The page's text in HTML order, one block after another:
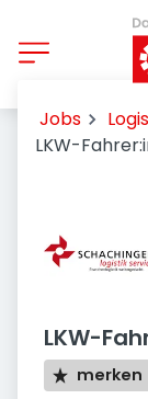
Jobs
LKW-
LKW-
merken